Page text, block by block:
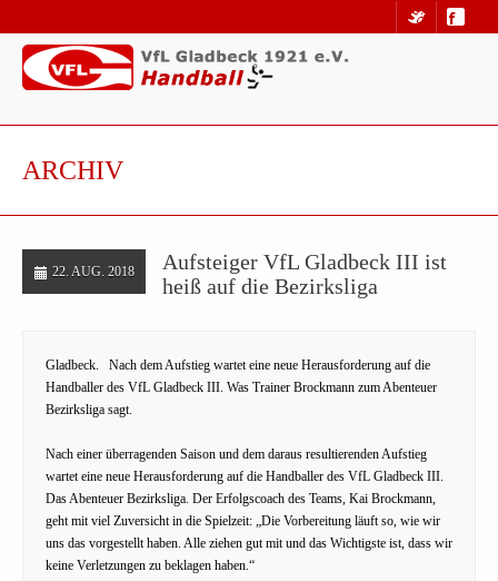
ARCHIV
22. AUG. 2018
Aufsteiger VfL Gladbeck III ist
heiß auf die Bezirksliga
Gladbeck. Nach dem Aufstieg wartet eine neue Herausforderung auf die
Handballer des VfL Gladbeck III. Was Trainer Brockmann zum Abenteuer
Bezirksliga sagt.
Nach einer überragenden Saison und dem daraus resultierenden Aufstieg
wartet eine neue Herausforderung auf die Handballer des VfL Gladbeck III.
Das Abenteuer Bezirksliga. Der Erfolgscoach des Teams, Kai Brockmann,
geht mit viel Zuversicht in die Spielzeit: „Die Vorbereitung läuft so, wie wir
uns das vorgestellt haben. Alle ziehen gut mit und das Wichtigste ist, dass wir
keine Verletzungen zu beklagen haben.“